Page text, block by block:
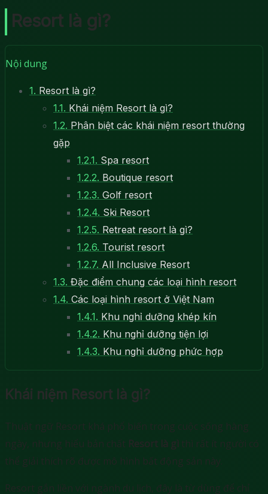
Resort là gì?
Nội dung
1. Resort là gì?
1.1. Khái niệm Resort là gì?
1.2. Phân biệt các khái niệm resort thường
gặp
1.2.1. Spa resort
1.2.2. Boutique resort
1.2.3. Golf resort
1.2.4. Ski Resort
1.2.5. Retreat resort là gì?
1.2.6. Tourist resort
1.2.7. All Inclusive Resort
1.3. Đặc điểm chung các loại hình resort
1.4. Các loại hình resort ở Việt Nam
1.4.1. Khu nghỉ dưỡng khép kín
1.4.2. Khu nghỉ dưỡng tiện lợi
1.4.3. Khu nghỉ dưỡng phức hợp
Khái niệm Resort là gì?
Thuật ngữ Resort khá phổ biến trong cuộc sống hàng
ngày, nhưng hiểu bản chất Resort là gì thì rất ít người có
thể giải thích rõ được mô hình bất động sản này.
Resort gắn liền với ngành du lịch, đây là từ dùng để chỉ